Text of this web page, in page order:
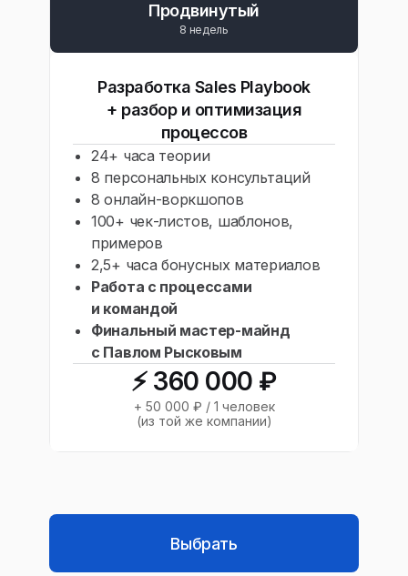
Продвинутый
8 недель
Разработка Sales Playbook
+ разбор и оптимизация
процессов
24+ часа теории
8 персональных консультаций
8 онлайн-воркшопов
100+ чек-листов, шаблонов,
примеров
2,5+ часа бонусных материалов
Работа с процессами
и командой
Финальный мастер-майнд
с Павлом Рысковым
⚡️ 360 000 ₽
+ 50 000 ₽ / 1 человек
(из той же компании)
Выбрать